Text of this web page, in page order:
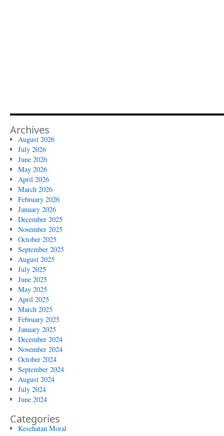
Archives
August 2026
July 2026
June 2026
May 2026
April 2026
March 2026
February 2026
January 2026
December 2025
November 2025
October 2025
September 2025
August 2025
July 2025
June 2025
May 2025
April 2025
March 2025
February 2025
January 2025
December 2024
November 2024
October 2024
September 2024
August 2024
July 2024
June 2024
Categories
Kesehatan Moral